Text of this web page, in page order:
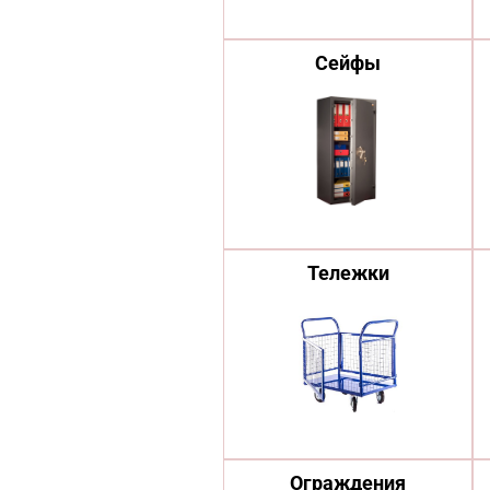
Сейфы
Тележки
Ограждения